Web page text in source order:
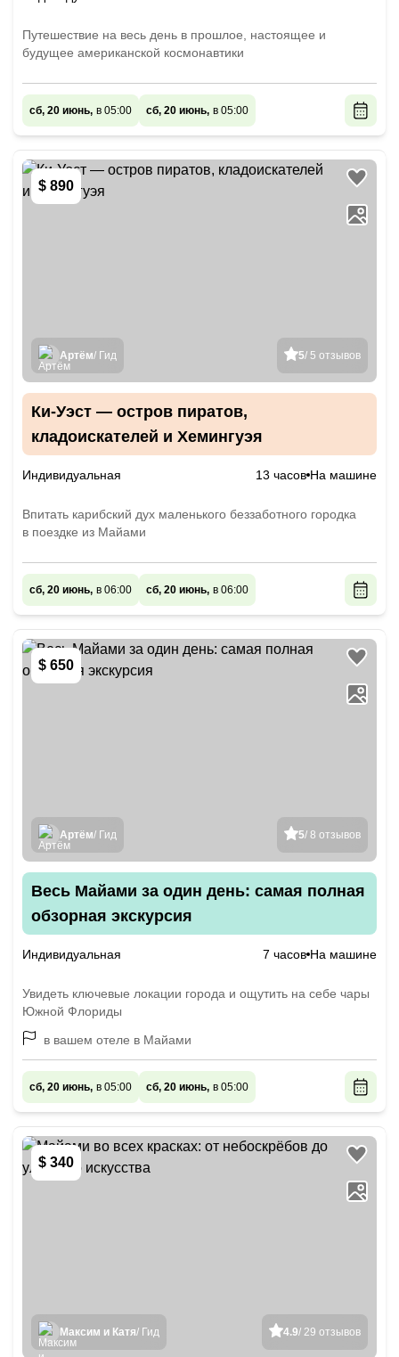
Путешествие на весь день в прошлое, настоящее и
будущее американской космонавтики
сб, 20 июнь, в 05:00 сб, 20 июнь, в 05:00
$ 890
5/ 5 отзывов
Артём/ Гид
Ки-Уэст — остров пиратов,
кладоискателей и Хемингуэя
Индивидуальная 13 часов На машине
Впитать карибский дух маленького беззаботного городка
в поездке из Майами
сб, 20 июнь, в 06:00 сб, 20 июнь, в 06:00
$ 650
5/ 8 отзывов
Артём/ Гид
Весь Майами за один день: самая полная
обзорная экскурсия
Индивидуальная 7 часов На машине
Увидеть ключевые локации города и ощутить на себе чары
Южной Флориды
в вашем отеле в Майами
сб, 20 июнь, в 05:00 сб, 20 июнь, в 05:00
$ 340
4.9/ 29 отзывов
Максим и Катя/ Гид